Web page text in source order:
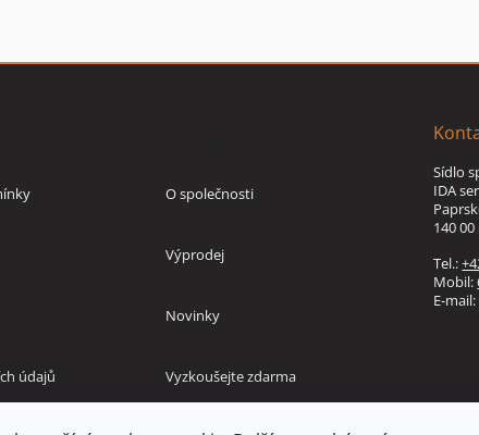
údajů
O společnosti
Výprodej
Novinky
Vyzkoušejte zdarma
Sídlo
IDA
140
Tel.:
Mobil:
E-mail: